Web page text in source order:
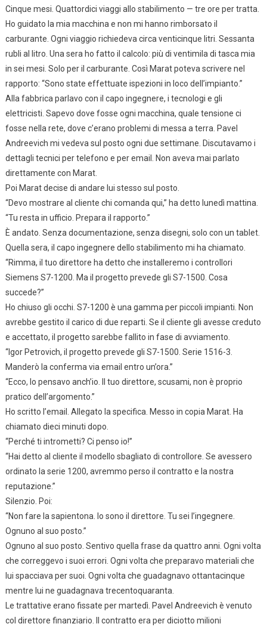
Cinque mesi. Quattordici viaggi allo stabilimento — tre ore per tratta.
Ho guidato la mia macchina e non mi hanno rimborsato il
carburante. Ogni viaggio richiedeva circa venticinque litri. Sessanta
rubli al litro. Una sera ho fatto il calcolo: più di ventimila di tasca mia
in sei mesi. Solo per il carburante. Così Marat poteva scrivere nel
rapporto: “Sono state effettuate ispezioni in loco dell’impianto.”
Alla fabbrica parlavo con il capo ingegnere, i tecnologi e gli
elettricisti. Sapevo dove fosse ogni macchina, quale tensione ci
fosse nella rete, dove c’erano problemi di messa a terra. Pavel
Andreevich mi vedeva sul posto ogni due settimane. Discutavamo i
dettagli tecnici per telefono e per email. Non aveva mai parlato
direttamente con Marat.
Poi Marat decise di andare lui stesso sul posto.
“Devo mostrare al cliente chi comanda qui,” ha detto lunedì mattina.
“Tu resta in ufficio. Prepara il rapporto.”
È andato. Senza documentazione, senza disegni, solo con un tablet.
Quella sera, il capo ingegnere dello stabilimento mi ha chiamato.
“Rimma, il tuo direttore ha detto che installeremo i controllori
Siemens S7-1200. Ma il progetto prevede gli S7-1500. Cosa
succede?”
Ho chiuso gli occhi. S7-1200 è una gamma per piccoli impianti. Non
avrebbe gestito il carico di due reparti. Se il cliente gli avesse creduto
e accettato, il progetto sarebbe fallito in fase di avviamento.
“Igor Petrovich, il progetto prevede gli S7-1500. Serie 1516-3.
Manderò la conferma via email entro un’ora.”
“Ecco, lo pensavo anch’io. Il tuo direttore, scusami, non è proprio
pratico dell’argomento.”
Ho scritto l’email. Allegato la specifica. Messo in copia Marat. Ha
chiamato dieci minuti dopo.
“Perché ti intrometti? Ci penso io!”
“Hai detto al cliente il modello sbagliato di controllore. Se avessero
ordinato la serie 1200, avremmo perso il contratto e la nostra
reputazione.”
Silenzio. Poi:
“Non fare la sapientona. Io sono il direttore. Tu sei l’ingegnere.
Ognuno al suo posto.”
Ognuno al suo posto. Sentivo quella frase da quattro anni. Ogni volta
che correggevo i suoi errori. Ogni volta che preparavo materiali che
lui spacciava per suoi. Ogni volta che guadagnavo ottantacinque
mentre lui ne guadagnava trecentoquaranta.
Le trattative erano fissate per martedì. Pavel Andreevich è venuto
col direttore finanziario. Il contratto era per diciotto milioni